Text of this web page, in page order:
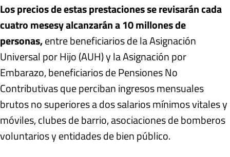
Los precios de estas prestaciones se revisarán cada
cuatro mesesy alcanzarán a 10 millones de
personas,entre beneficiarios de la Asignación
Universal por Hijo (AUH) y la Asignación por
Embarazo, beneficiarios de Pensiones No
Contributivas que perciban ingresos mensuales
brutos no superiores a dos salarios mínimos vitales y
móviles, clubes de barrio, asociaciones de bomberos
voluntarios y entidades de bien público.